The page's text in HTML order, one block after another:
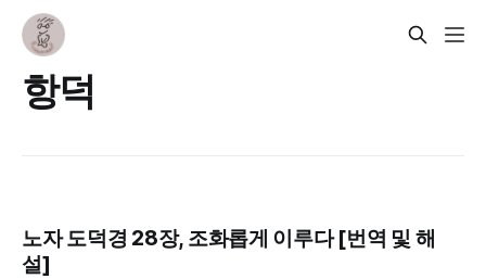
항덕
노자 도덕경 28장, 조화롭게 이루다 [번역 및 해
설]